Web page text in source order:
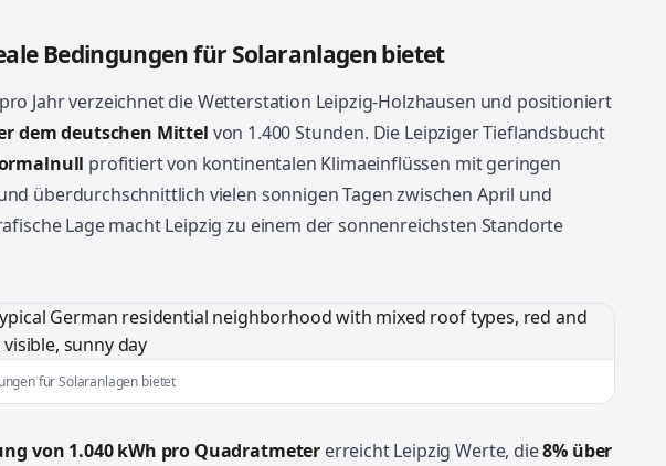
Bedingungen für Solaranlagen bietet
pro Jahr verzeichnet die Wetterstation Leipzig-Holzhausen und positioniert
dem deutschen Mittel von 1.400 Stunden. Die Leipziger Tieflandsbucht
profitiert von kontinentalen Klimaeinflüssen mit geringen
überdurchschnittlich vielen sonnigen Tagen zwischen April und
Lage macht Leipzig zu einem der sonnenreichsten Standorte
für Solaranlagen bietet
von 1.040 kWh pro Quadratmeter erreicht Leipzig Werte, die8% über